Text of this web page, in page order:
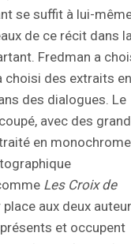
se suffit à lui-
de ce récit dans
Fredman a
choisi des extraits en
des dialogues. Le
avec des
en monochrome
Les Croix de
aux deux
et occupent